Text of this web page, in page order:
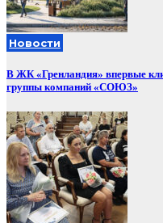
Новости
В ЖК «Гренландия» впервые
группы компаний «СОЮЗ»